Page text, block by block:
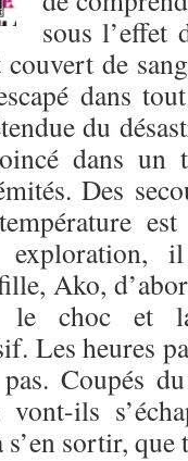
sous l’effet
de
dans
du
dans un
Des
est
Ako,
le choc et
Les heures
Coupés
ils
sortir,